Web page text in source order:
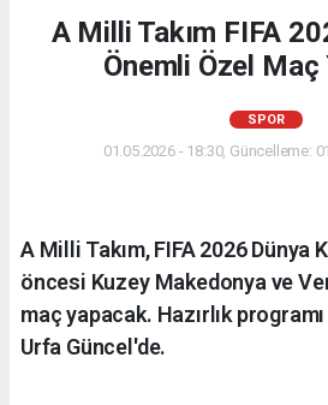
A Milli Takım FIFA
Önemli Özel Maç
SPOR
01.05.2026 - 18:30, Güncelleme:
A Milli Takım, FIFA 2026 Dünya
öncesi Kuzey Makedonya ve
maç yapacak. Hazırlık
Urfa Güncel'de.